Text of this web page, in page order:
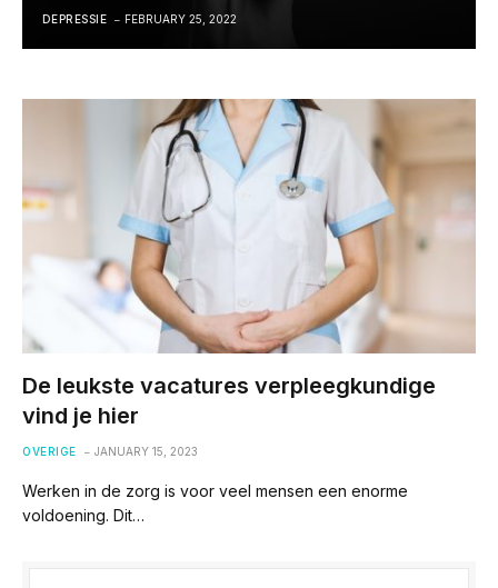
DEPRESSIE FEBRUARY 25, 2022
De leukste vacatures verpleegkundige
vind je hier
OVERIGE JANUARY 15, 2023
Werken in de zorg is voor veel mensen een enorme
voldoening. Dit…